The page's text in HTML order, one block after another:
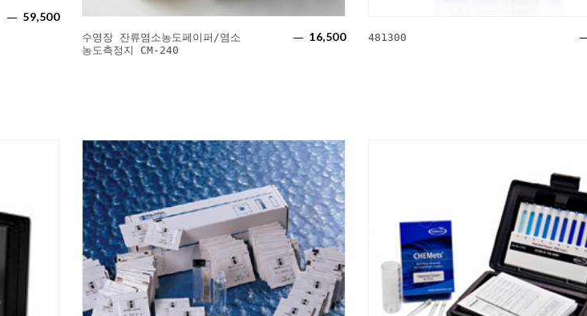
59,500
수영장 잔류염소농도페이퍼/염소
농도측정지 CM-240
16,500 481300